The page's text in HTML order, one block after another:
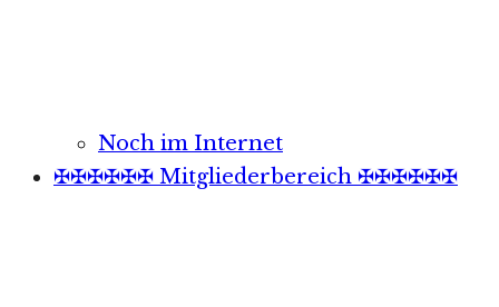
Noch im Internet
✠✠✠✠✠✠ Mitgliederbereich ✠✠✠✠✠✠